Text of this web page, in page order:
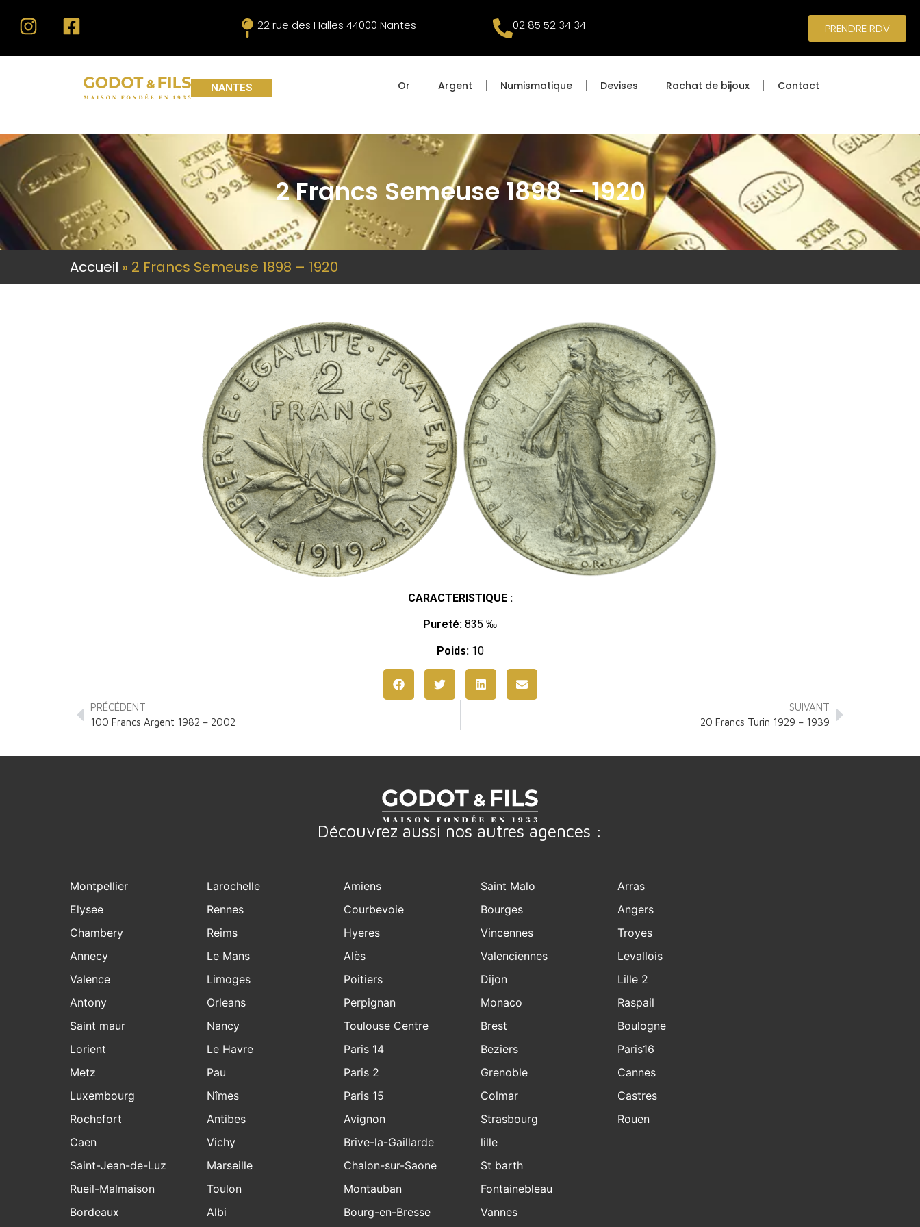
22 rue des Halles 44000 Nantes 02 85 52 34 34 PRENDRE RDV
NANTES Or Argent Numismatique Devises Rachat de bijoux Contact
2 Francs Semeuse 1898 – 1920
Accueil » 2 Francs Semeuse 1898 – 1920
CARACTERISTIQUE :
Pureté: 835 ‰
Poids:10
PRÉCÉDENT
100 Francs Argent 1982 – 2002
SUIVANT
20 Francs Turin 1929 – 1939
Découvrez aussi nos autres agences :
Montpellier
Elysee
Chambery
Annecy
Valence
Antony
Saint maur
Lorient
Metz
Luxembourg
Rochefort
Larochelle
Rennes
Reims
Le Mans
Limoges
Orleans
Nancy
Le Havre
Pau
Nîmes
Antibes
Amiens
Courbevoie
Hyeres
Alès
Poitiers
Perpignan
Toulouse Centre
Paris 14
Paris 2
Paris 15
Avignon
Saint Malo
Bourges
Vincennes
Valenciennes
Dijon
Monaco
Brest
Beziers
Grenoble
Colmar
Strasbourg
Arras
Angers
Troyes
Levallois
Lille 2
Raspail
Boulogne
Paris16
Cannes
Castres
Rouen
Caen
Saint-Jean-de-Luz
Rueil-Malmaison
Bordeaux
Vichy
Marseille
Toulon
Albi
Brive-la-Gaillarde
Chalon-sur-Saone
Montauban
Bourg-en-Bresse
lille
St barth
Fontainebleau
Vannes